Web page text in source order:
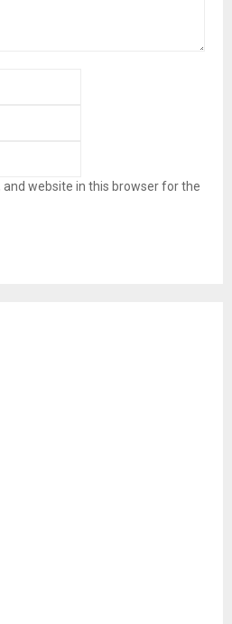
and website in this browser for the